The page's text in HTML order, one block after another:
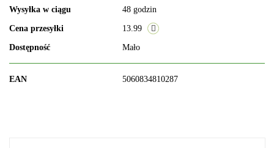
Wysyłka w ciągu 48 godzin
Cena przesyłki 13.99
Dostępność Mało
EAN 5060834810287